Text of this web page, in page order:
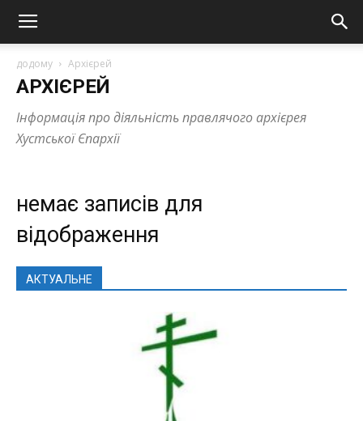
додому Архієрей
АРХІЄРЕЙ
Інформація про діяльність правлячого архієрея
Хустської Єпархії
немає записів для
відображення
АКТУАЛЬНЕ